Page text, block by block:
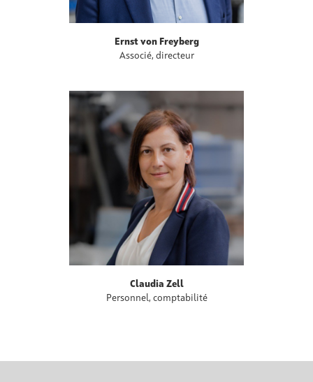
Ernst von Freyberg
Associé, directeur
Claudia Zell
Personnel, comptabilité